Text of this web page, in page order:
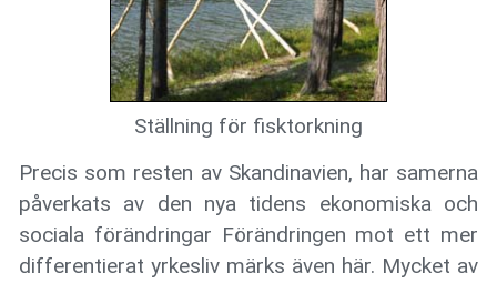
Ställning för fisktorkning
Precis som resten av Skandinavien, har samerna
påverkats av den nya tidens ekonomiska och
sociala förändringar Förändringen mot ett mer
differentierat yrkesliv märks även här. Mycket av